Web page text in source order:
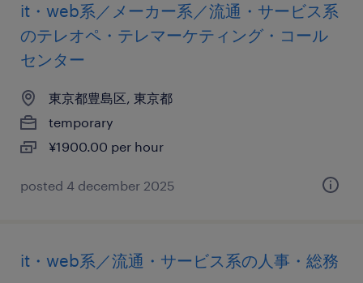
it・web系／メーカー系／流通・サービス系
のテレオペ・テレマーケティング・コール
センター
東京都豊島区, 東京都
temporary
¥1900.00 per hour
posted 4 december 2025
it・web系／流通・サービス系の人事・総務